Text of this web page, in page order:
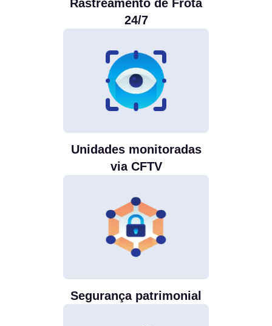
Rastreamento de Frota
24/7
Unidades monitoradas
via CFTV
Segurança patrimonial